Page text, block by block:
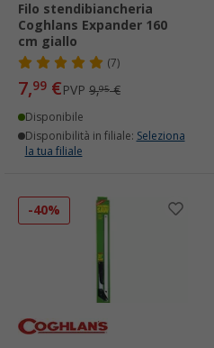
Filo stendibiancheria
Coghlans Expander 160
cm giallo
(7)
7,99 €PVP 9,95€
Disponibile
Disponibilità in filiale: Seleziona
la tua filiale
-40%